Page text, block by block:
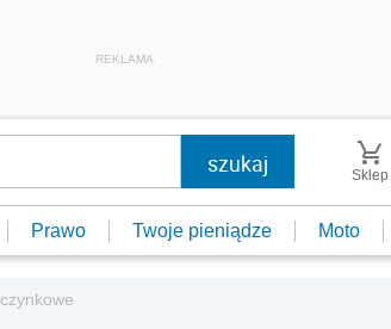
REKLAMA
Sklep
Prawo Twoje pieniądze Moto